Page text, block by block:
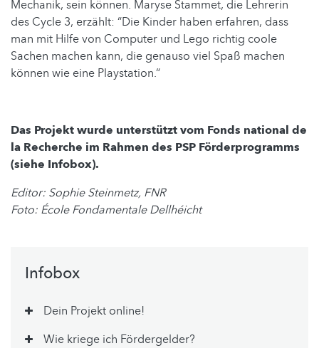
Mechanik, sein können. Maryse Stammet, die Lehrerin
des Cycle 3, erzählt: “Die Kinder haben erfahren, dass
man mit Hilfe von Computer und Lego richtig coole
Sachen machen kann, die genauso viel Spaß machen
können wie eine Playstation.“
Das Projekt wurde unterstützt vom Fonds national de
la Recherche im Rahmen des PSP Förderprogramms
(siehe Infobox).
Editor: Sophie Steinmetz, FNR
Foto: École Fondamentale Dellhéicht
Infobox
Dein Projekt online!
Wie kriege ich Fördergelder?